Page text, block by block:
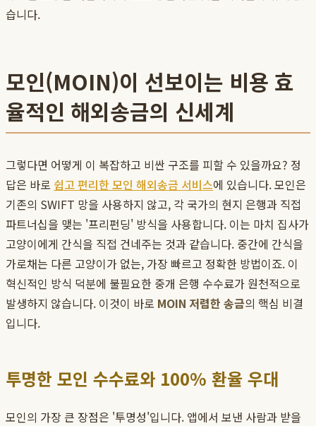
습니다.
모인(MOIN)이 선보이는 비용 효
율적인 해외송금의 신세계
그렇다면 어떻게 이 복잡하고 비싼 구조를 피할 수 있을까요? 정
답은 바로 쉽고 편리한 모인 해외송금 서비스에 있습니다. 모인은
기존의 SWIFT 망을 사용하지 않고, 각 국가의 현지 은행과 직접
파트너십을 맺는 '프리펀딩' 방식을 사용합니다. 이는 마치 집사가
고양이에게 간식을 직접 건네주는 것과 같습니다. 중간에 간식을
가로채는 다른 고양이가 없는, 가장 빠르고 정확한 방법이죠. 이
혁신적인 방식 덕분에 불필요한 중개 은행 수수료가 원천적으로
발생하지 않습니다. 이것이 바로 MOIN 저렴한 송금의 핵심 비결
입니다.
투명한 모인 수수료와 100% 환율 우대
모인의 가장 큰 장점은 '투명성'입니다. 앱에서 보낸 사람과 받을